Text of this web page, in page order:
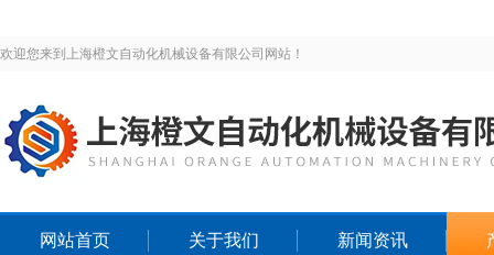
欢迎您来到上海橙文自动化机械设备有限公司网站！
网站首页 关于我们 新闻资讯